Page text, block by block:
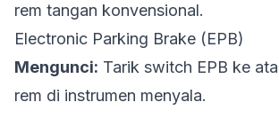
rem tangan konvensional.
Electronic Parking Brake (EPB)
Mengunci: Tarik switch EPB ke
rem di instrumen menyala.